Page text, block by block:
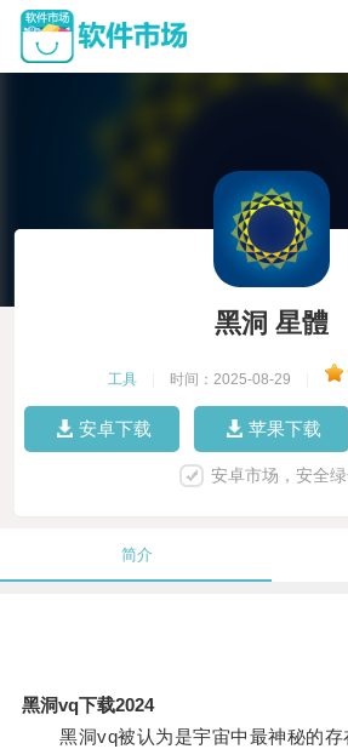
黑洞 星體
工具 时间：2025-08-29
安卓下载 苹果下载
安卓市场，安全
简介
黑洞vq下载2024
黑洞vq被认为是宇宙中最神秘的存